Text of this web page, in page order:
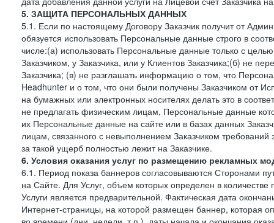
5. ЗАЩИТА ПЕРСОНАЛЬНЫХ ДАННЫХ
5.1. Если по настоящему Договору Заказчик получит от
обязуется использовать Персональные данные строго в
числе:(а) использовать Персональные данные только с
Заказчиком, у Заказчика, или у Клиентов Заказчика;(б) не
Заказчика; (в) не разглашать информацию о том, что
Headhunter и о том, что они были получены Заказчиком от
на бумажных или электронных носителях делать это в
не предлагать физическим лицам, Персональные данные
их Персональные данные на сайте или в базах данных
лицам, связанного с невыполнением Заказчиком
за такой ущерб полностью лежит на Заказчике.
6. Условия оказания услуг по размещению рекламных
6.1. Период показа баннеров согласовываются Сторонами
на Сайте. Для Услуг, объем которых определен в количестве
Услуги является предварительной. Фактическая дата
Интернет-страницы, на которой размещен баннер, которая